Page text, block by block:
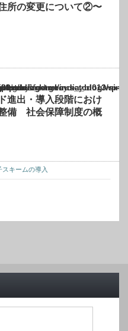
所の変更について②〜
"show_category" in
cpa.co.jp/public_html/india_blog/wp-content/themes/
進出・導入段階におけ
備 社会保障制度の概
キームの導入